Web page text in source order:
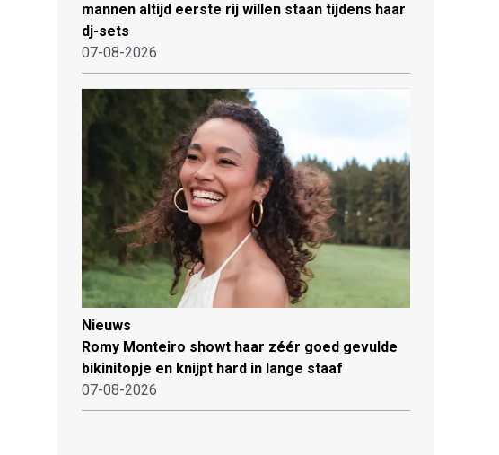
mannen altijd eerste rij willen staan tijdens haar
dj-sets
07-08-2026
Nieuws
Romy Monteiro showt haar zéér goed gevulde
bikinitopje en knijpt hard in lange staaf
07-08-2026